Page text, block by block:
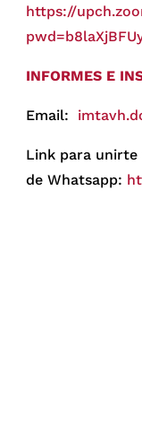
https://
INFORMES E
Email:
Link para unirte
de Whatsapp: